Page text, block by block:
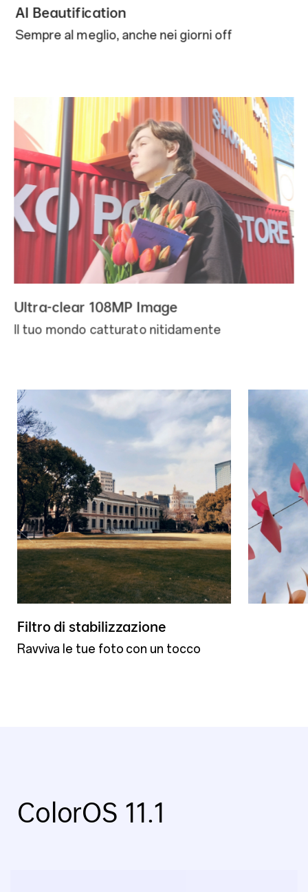
AI Beautification
Sempre al meglio, anche nei giorni off
Ultra-clear 108MP Image
Il tuo mondo catturato nitidamente
Filtro di stabilizzazione
Ravviva le tue foto con un tocco
ColorOS 11.1